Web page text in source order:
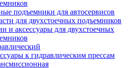
подъемники для автосервисов
для двухстоечных подъемников
и аксессуары для двухстоечных
к гидравлическим прессам